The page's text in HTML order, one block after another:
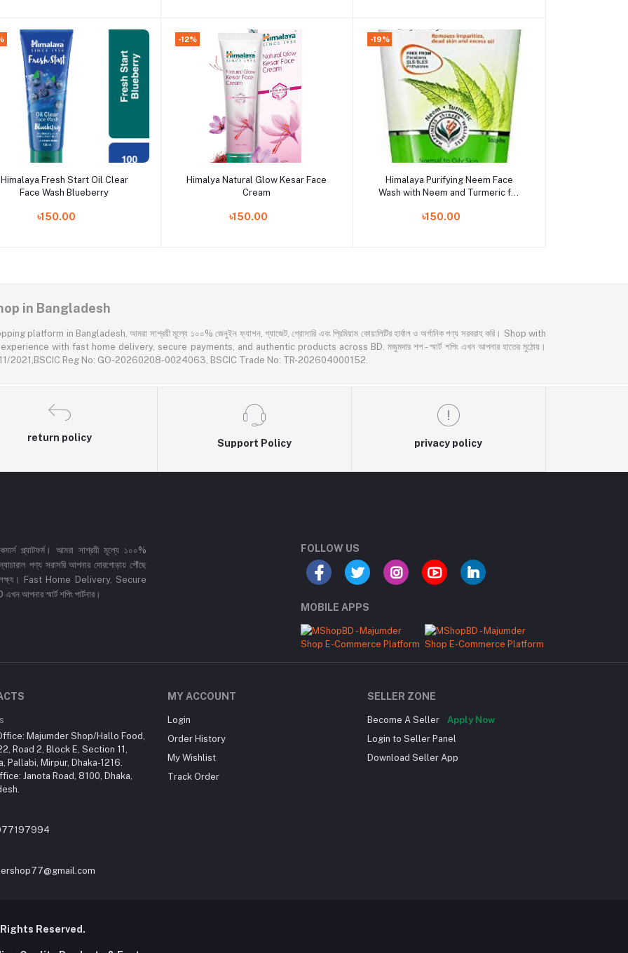
Add to cart
Himalaya Fresh Start Oil Clear
Face Wash Blueberry
৳150.00
-12%
Add to cart
Himalya Natural Glow Kesar Face
Cream
৳150.00
-19%
Add to cart
Himalaya Purifying Neem Face
Wash with Neem and Turmeric for
Neem Gel (8901138511784)
৳150.00
in Bangladesh
in Bangladesh. আমরা সাশ্রয়ী মূল্যে ১০০% জেনুইন ফ্যাশন, গ্যাজেট, গ্রোসারি এবং প্রিমিয়াম কোয়ালিটির হার্বাল ও অর্গানিক পণ্য সরবরাহ করি। Shop with
with fast home delivery, secure payments, and authentic products across BD. মজুমদার শপ - স্মার্ট শপিং এখন আপনার হাতের মুঠোয়।
2021,BSCIC Reg No: GO-20260208-0024063, BSCIC Trade No: TR-202604000152.
return policy
Support Policy privacy policy
প্ল্যাটফর্ম। আমরা সাশ্রয়ী মূল্যে ১০০%
পণ্য সরাসরি আপনার দোরগোড়ায় পৌঁছে
লক্ষ্য। Fast Home Delivery, Secure
স্মার্ট শপিং পার্টনার।
FOLLOW US
MOBILE APPS
Majumder Shop/Hallo Food,
Road 2, Block E, Section 11,
Pallabi, Mirpur, Dhaka-1216.
Janota Road, 8100, Dhaka,
MY ACCOUNT
Login
Order History
My Wishlist
Track Order
SELLER ZONE
Become A Seller
Apply Now
Login to Seller Panel
Download Seller App
Reserved.